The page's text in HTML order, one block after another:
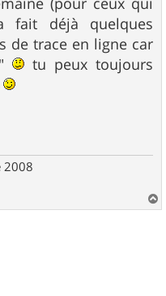
fait déjà quelques
de trace en ligne car
tu peux toujours
2008
a